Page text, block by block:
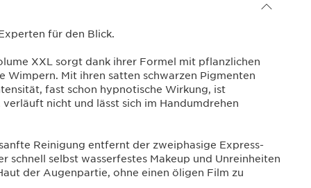
für den Blick.
XXL sorgt dank ihrer Formel mit pflanzlichen
Wimpern. Mit ihren satten schwarzen Pigmenten
fast schon hypnotische Wirkung, ist
nicht und lässt sich im Handumdrehen
Reinigung entfernt der zweiphasige Express-
schnell selbst wasserfestes Makeup und Unreinheiten
der Augenpartie, ohne einen öligen Film zu